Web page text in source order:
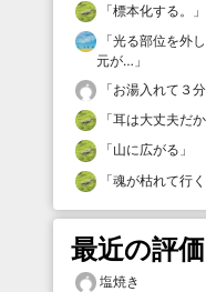
「標本化する。
」
「光る部位を外
元が… 」
「お湯入れて３
「耳は大丈夫だか
「山に広がる 」
「魂が枯れて行く
最近の評
塩焼き